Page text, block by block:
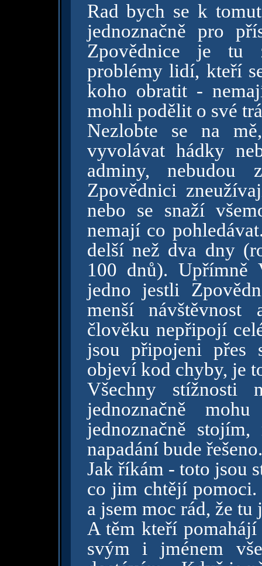
Rad bych se k
jednoznačně pro
Zpovědnice je tu
problémy lidí, kteří
koho obratit -
mohli podělit o své
Nezlobte se na
vyvolávat hádky
adminy, nebudou
Zpovědnici
nebo se snaží
nemají co
delší než dva dny
100 dnů).
jedno jestli
menší
člověku nepřipojí
jsou připojeni přes
objeví kod chyby, je
Všechny stížnosti
jednoznačně
jednoznačně
napadání bude řešeno.
Jak říkám - toto jsou
co jim chtějí
a jsem moc rád, že tu
A těm kteří
svým i jménem